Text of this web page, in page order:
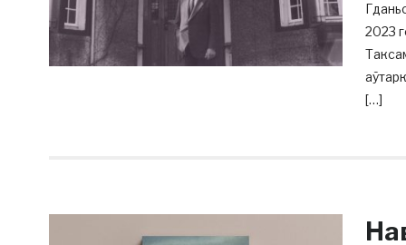
2023
[…]